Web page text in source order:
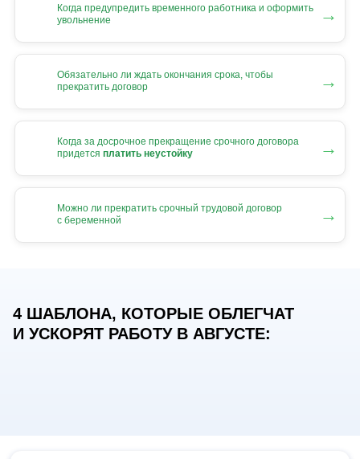
Когда предупредить временного работника и оформить
увольнение
→
Обязательно ли ждать окончания срока, чтобы
прекратить договор
→
Когда за досрочное прекращение срочного договора
придется платить неустойку →
Можно ли прекратить срочный трудовой договор
с беременной
→
4 ШАБЛОНА, КОТОРЫЕ ОБЛЕГЧАТ
И УСКОРЯТ РАБОТУ В АВГУСТЕ: